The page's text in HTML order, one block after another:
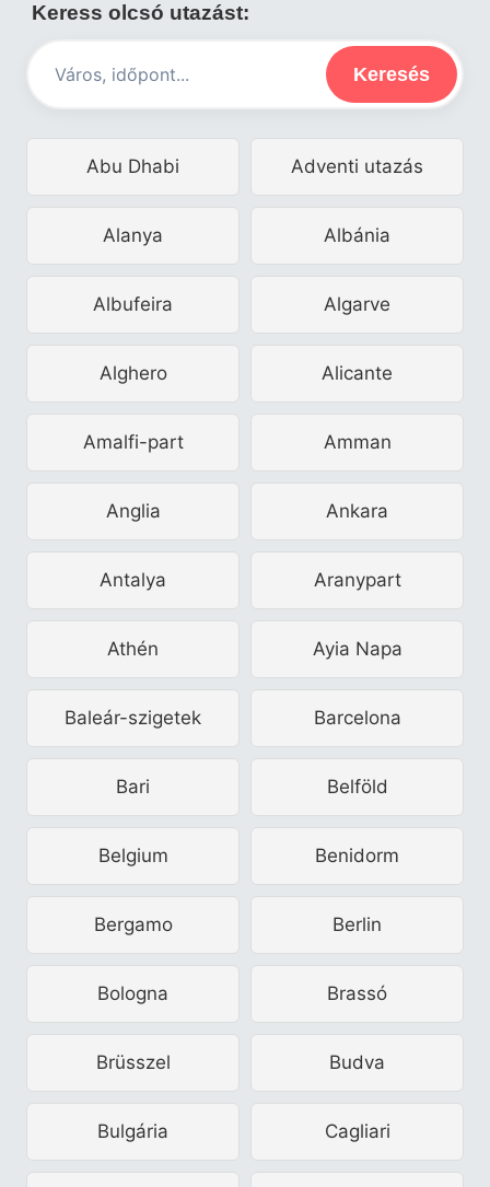
Keress olcsó utazást:
Keresés
Abu Dhabi Adventi utazás
Alanya Albánia
Albufeira Algarve
Alghero Alicante
Amalfi-part Amman
Anglia Ankara
Antalya Aranypart
Athén Ayia Napa
Baleár-szigetek Barcelona
Bari Belföld
Belgium Benidorm
Bergamo Berlin
Bologna Brassó
Brüsszel Budva
Bulgária Cagliari